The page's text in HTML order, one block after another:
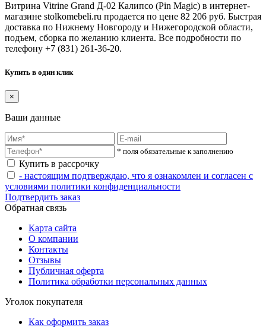
Витрина Vitrine Grand Д-02 Калипсо (Pin Magic) в интернет-
магазине stolkomebeli.ru продается по цене 82 206 руб. Быстрая
доставка по Нижнему Новгороду и Нижегородской области,
подъем, сборка по желанию клиента. Все подробности по
телефону +7 (831) 261-36-20.
Купить в один клик
×
Ваши данные
* поля обязательные к заполнению
Купить в рассрочку
- настоящим подтверждаю, что я ознакомлен и согласен с
условиями политики конфиденциальности
Подтвердить заказ
Обратная связь
Карта сайта
О компании
Контакты
Отзывы
Публичная оферта
Политика обработки персональных данных
Уголок покупателя
Как оформить заказ